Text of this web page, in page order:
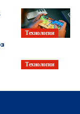
Технологии
Технологии